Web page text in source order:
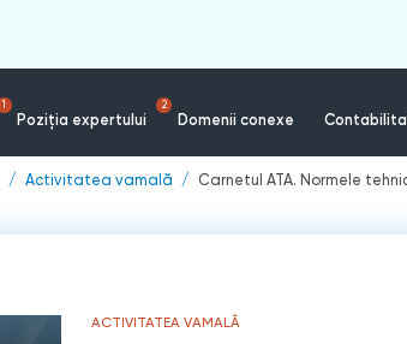
1
Poziția expertului
2
Domenii conexe
Activitatea vamală Carnetul ATA. Normele
ACTIVITATEA VAMALĂ